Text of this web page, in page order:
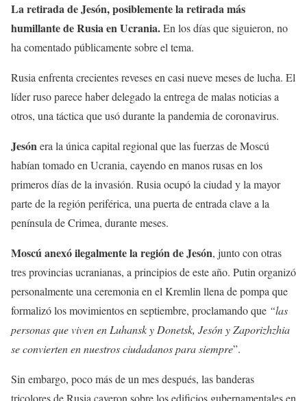
La retirada de Jesón, posiblemente la retirada más
humillante de Rusia en Ucrania.En los días que siguieron, no
ha comentado públicamente sobre el tema.
Rusia enfrenta crecientes reveses en casi nueve meses de lucha. El
líder ruso parece haber delegado la entrega de malas noticias a
otros, una táctica que usó durante la pandemia de coronavirus.
Jesónera la única capital regional que las fuerzas de Moscú
habían tomado en Ucrania, cayendo en manos rusas en los
primeros días de la invasión. Rusia ocupó la ciudad y la mayor
parte de la región periférica, una puerta de entrada clave a la
península de Crimea, durante meses.
Moscú anexó ilegalmente la región de Jesón, junto con otras
tres provincias ucranianas, a principios de este año. Putin organizó
personalmente una ceremonia en el Kremlin llena de pompa que
formalizó los movimientos en septiembre, proclamando que “las
personas que viven en Luhansk y Donetsk, Jesón y Zaporizhzhia
se convierten en nuestros ciudadanos para siempre”.
Sin embargo, poco más de un mes después, las banderas